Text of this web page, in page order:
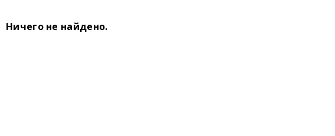
Ничего не найдено.